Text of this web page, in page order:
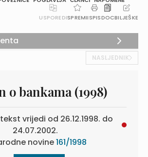
USPOREDISPREMIISPISDOCBILJEŠKE
NASLJEDNIK
o bankama (1998)
vrijedi od 26.12.1998. do
24.07.2002.
novine161/1998